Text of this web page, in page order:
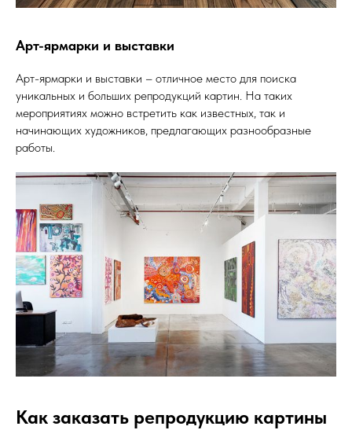
Арт-ярмарки и выставки
Арт-ярмарки и выставки – отличное место для поиска
уникальных и больших репродукций картин. На таких
мероприятиях можно встретить как известных, так и
начинающих художников, предлагающих разнообразные
работы.
Как заказать репродукцию картины